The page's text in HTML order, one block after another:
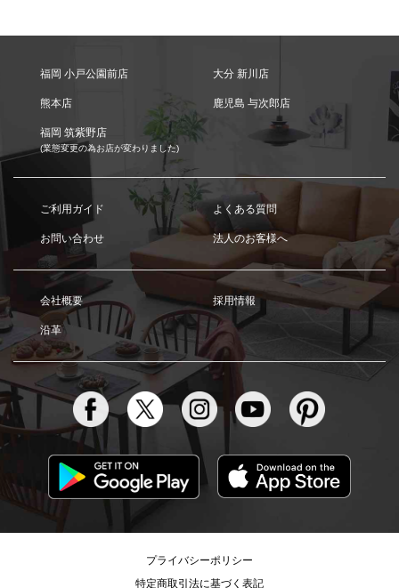
福岡 小戸公園前店 大分 新川店
熊本店 鹿児島 与次郎店
福岡 筑紫野店
(業態変更の為お店が変わりました)
ご利用ガイド よくある質問
お問い合わせ 法人のお客様へ
会社概要 採用情報
沿革
プライバシーポリシー
特定商取引法に基づく表記